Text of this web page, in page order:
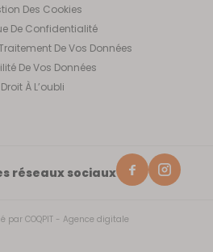
Des Cookies
De Confidentialité
De Vos Données
De Vos Données
Droit À L’oubli
réseaux sociaux
par COQPIT - Agence digitale